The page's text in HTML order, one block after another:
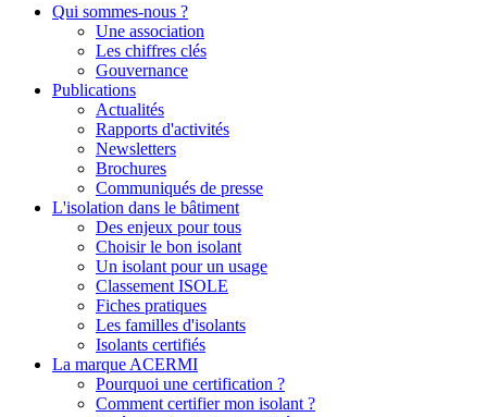
Qui sommes-nous ?
Une association
Les chiffres clés
Gouvernance
Publications
Actualités
Rapports d'activités
Newsletters
Brochures
Communiqués de presse
L'isolation dans le bâtiment
Des enjeux pour tous
Choisir le bon isolant
Un isolant pour un usage
Classement ISOLE
Fiches pratiques
Les familles d'isolants
Isolants certifiés
La marque ACERMI
Pourquoi une certification ?
Comment certifier mon isolant ?